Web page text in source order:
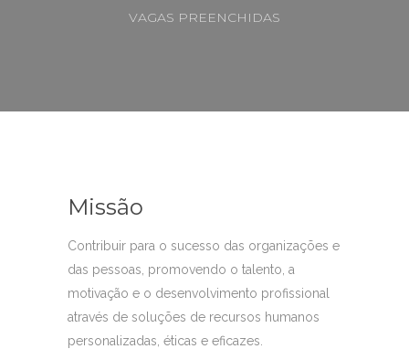
VAGAS PREENCHIDAS
Missão
Contribuir para o sucesso das organizações e
das pessoas, promovendo o talento, a
motivação e o desenvolvimento profissional
através de soluções de recursos humanos
personalizadas, éticas e eficazes.